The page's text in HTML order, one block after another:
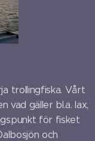
trollingfiska. Vårt
vad gäller bl.a. lax,
för fisket
och